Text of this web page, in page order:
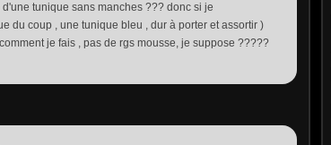
tunique sans manches ??? donc si je
du coup , une tunique bleu , dur à porter et assortir )
je fais , pas de rgs mousse, je suppose ?????